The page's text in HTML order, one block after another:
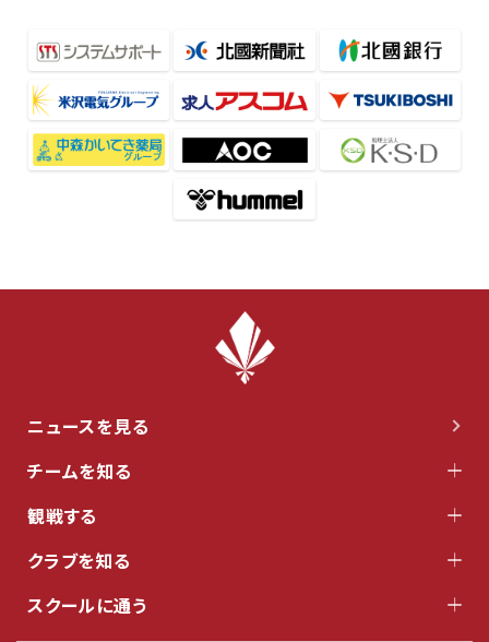
ニュースを見る
チームを知る
観戦する
クラブを知る
スクールに通う